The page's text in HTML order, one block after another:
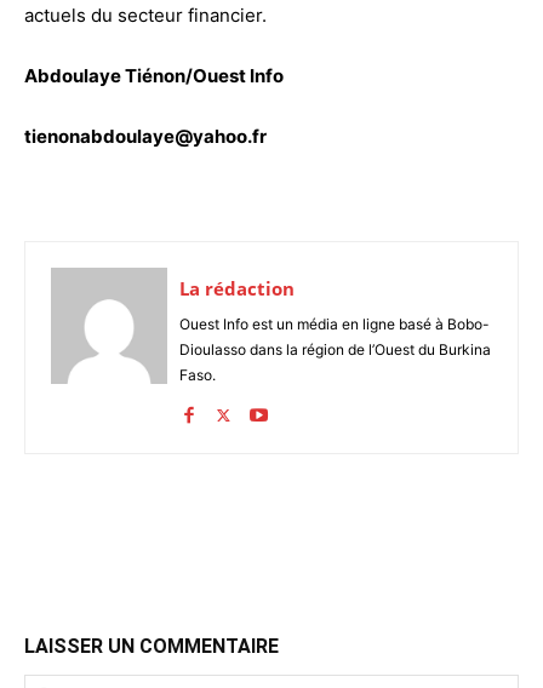
actuels du secteur financier.
Abdoulaye Tiénon/Ouest Info
tienonabdoulaye@yahoo.fr
La rédaction
Ouest Info est un média en ligne basé à Bobo-
Dioulasso dans la région de l’Ouest du Burkina
Faso.
LAISSER UN COMMENTAIRE